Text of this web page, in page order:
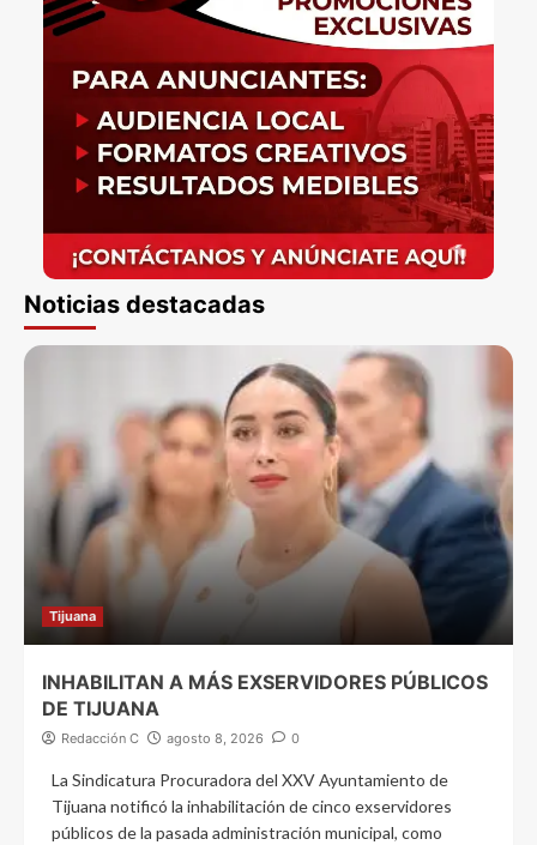
Noticias destacadas
Tijuana
INHABILITAN A MÁS EXSERVIDORES PÚBLICOS
DE TIJUANA
Redacción C agosto 8, 2026 0
La Sindicatura Procuradora del XXV Ayuntamiento de
Tijuana notificó la inhabilitación de cinco exservidores
públicos de la pasada administración municipal, como